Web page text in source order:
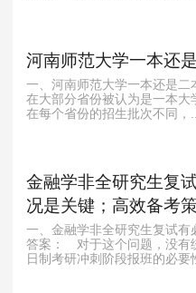
河南师范大学一本还
一、河南师范大学一本还是
在大部分省份被认为是一本大
在每个省份的招生批次不同，...
金融学非全研究生复
况是关键；高效备考
困境
一、金融学非全研究生复试
答案： 对于这个问题，没有
日制考研冲刺阶段报班的必要